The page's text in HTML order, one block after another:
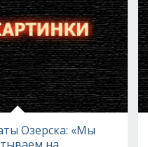
Озерска: «Мы